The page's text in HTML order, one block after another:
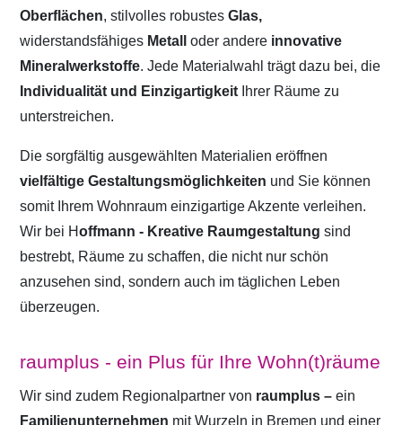
Oberflächen, stilvolles robustesGlas,
widerstandsfähiges Metalloder andere innovative
Mineralwerkstoffe. Jede Materialwahl trägt dazu bei, die
Individualität und Einzigartigkeit Ihrer Räume zu
unterstreichen.
Die sorgfältig ausgewählten Materialien eröffnen
vielfältige Gestaltungsmöglichkeiten und Sie können
somit Ihrem Wohnraum einzigartige Akzente verleihen.
Wir bei Hoffmann - Kreative Raumgestaltung sind
bestrebt, Räume zu schaffen, die nicht nur schön
anzusehen sind, sondern auch im täglichen Leben
überzeugen.
raumplus - ein Plus für Ihre Wohn(t)räume
Wir sind zudem Regionalpartner von raumplus – ein
Familienunternehmen mit Wurzeln in Bremen und einer